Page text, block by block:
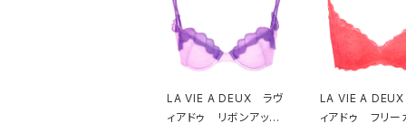
LA VIE A DEUX ラヴ
ィアドゥ リボンアップ
LA VIE A
ィアドゥ フリー